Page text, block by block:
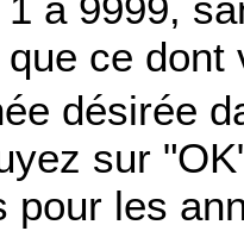
ce dont
désirée
sur
pour les